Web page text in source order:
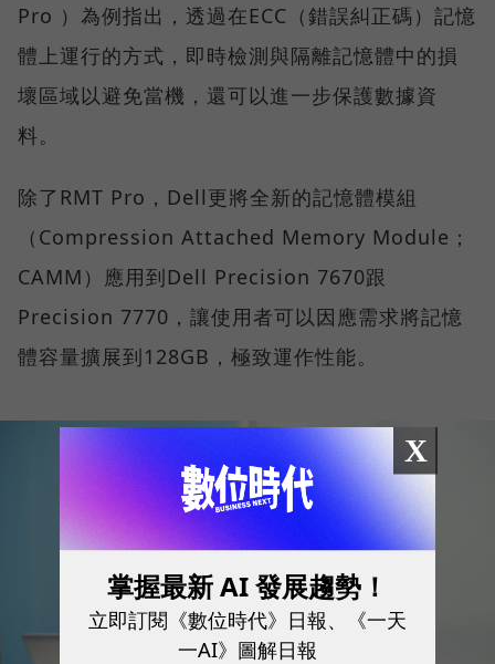
Pro ）為例指出，透過在ECC（錯誤糾正碼）記憶
體上運行的方式，即時檢測與隔離記憶體中的損
壞區域以避免當機，還可以進一步保護數據資
料。
除了RMT Pro，Dell更將全新的記憶體模組
（Compression Attached Memory Module；
CAMM）應用到Dell Precision 7670跟
Precision 7770，讓使用者可以因應需求將記憶
體容量擴展到128GB，極致運作性能。
X
掌握最新 AI 發展趨勢！
立即訂閱《數位時代》日報、《一天
一AI》圖解日報